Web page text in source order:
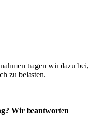
tragen wir dazu bei,
zu belasten.
Wir beantworten